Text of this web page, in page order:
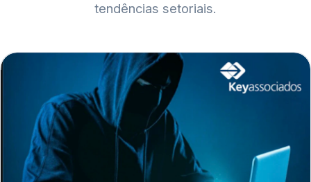
tendências setoriais.